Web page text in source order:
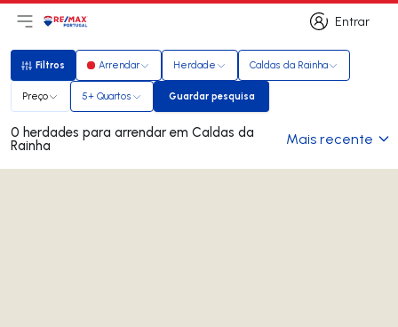
Entrar
Entrar
Abri menu principal
LogoIr para página inicial
Filtros
Filtros Arrendar Herdade Caldas da Rainha
Preço 5+ Quartos Guardar pesquisa
Guardar pesquisa
0 herdades para arrendar em Caldas da
Rainha Mais recente